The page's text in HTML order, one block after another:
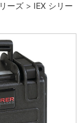
ーズ
IEX シリー